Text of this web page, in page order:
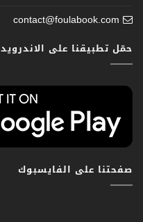
contact@foulabook.com
حمّل تطبيقنا على الاندرويد
صفحتنا على الفايسبوك